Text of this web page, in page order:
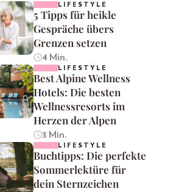
LIFESTYLE
5 Tipps für heikle
Gespräche übers
Grenzen setzen
4 Min.
LIFESTYLE
Best Alpine Wellness
Hotels: Die besten
Wellnessresorts im
Herzen der Alpen
3 Min.
LIFESTYLE
Buchtipps: Die perfekte
Sommerlektüre für
dein Sternzeichen